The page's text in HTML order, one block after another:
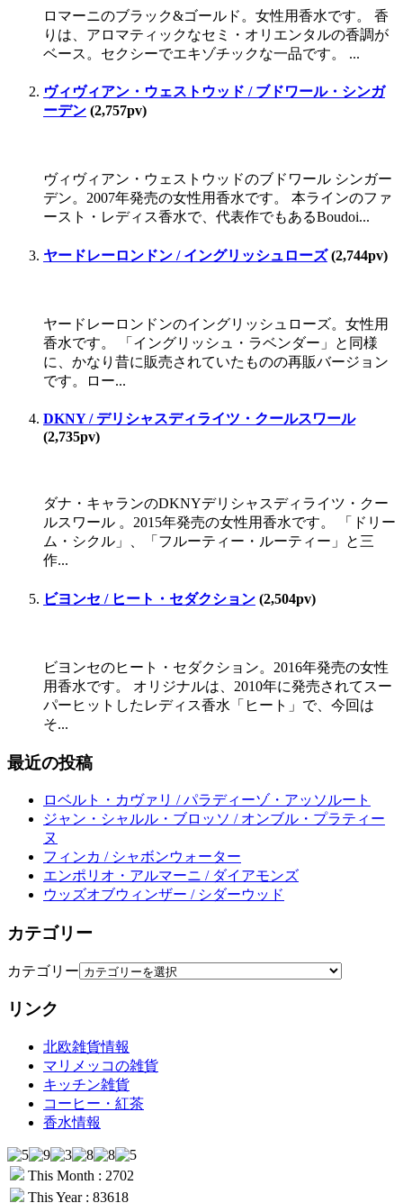
ロマーニのブラック&ゴールド。女性用香水です。 香
りは、アロマティックなセミ・オリエンタルの香調が
ベース。セクシーでエキゾチックな一品です。 ...
ヴィヴィアン・ウェストウッド / ブドワール・シンガ
ーデン (2,757pv)
ヴィヴィアン・ウェストウッドのブドワール シンガー
デン。2007年発売の女性用香水です。 本ラインのファ
ースト・レディス香水で、代表作でもあるBoudoi...
ヤードレーロンドン / イングリッシュローズ(2,744pv)
ヤードレーロンドンのイングリッシュローズ。女性用
香水です。 「イングリッシュ・ラベンダー」と同様
に、かなり昔に販売されていたものの再販バージョン
です。ロー...
DKNY / デリシャスディライツ・クールスワール
(2,735pv)
ダナ・キャランのDKNYデリシャスディライツ・クー
ルスワール 。2015年発売の女性用香水です。 「ドリー
ム・シクル」、「フルーティー・ルーティー」と三
作...
ビヨンセ / ヒート・セダクション (2,504pv)
ビヨンセのヒート・セダクション。2016年発売の女性
用香水です。 オリジナルは、2010年に発売されてスー
パーヒットしたレディス香水「ヒート」で、今回は
そ...
最近の投稿
ロベルト・カヴァリ / パラディーゾ・アッソルート
ジャン・シャルル・ブロッソ / オンブル・プラティー
ヌ
フィンカ / シャボンウォーター
エンポリオ・アルマーニ / ダイアモンズ
ウッズオブウィンザー / シダーウッド
カテゴリー
カテゴリー
リンク
北欧雑貨情報
マリメッコの雑貨
キッチン雑貨
コーヒー・紅茶
香水情報
This Month : 2702
This Year : 83618